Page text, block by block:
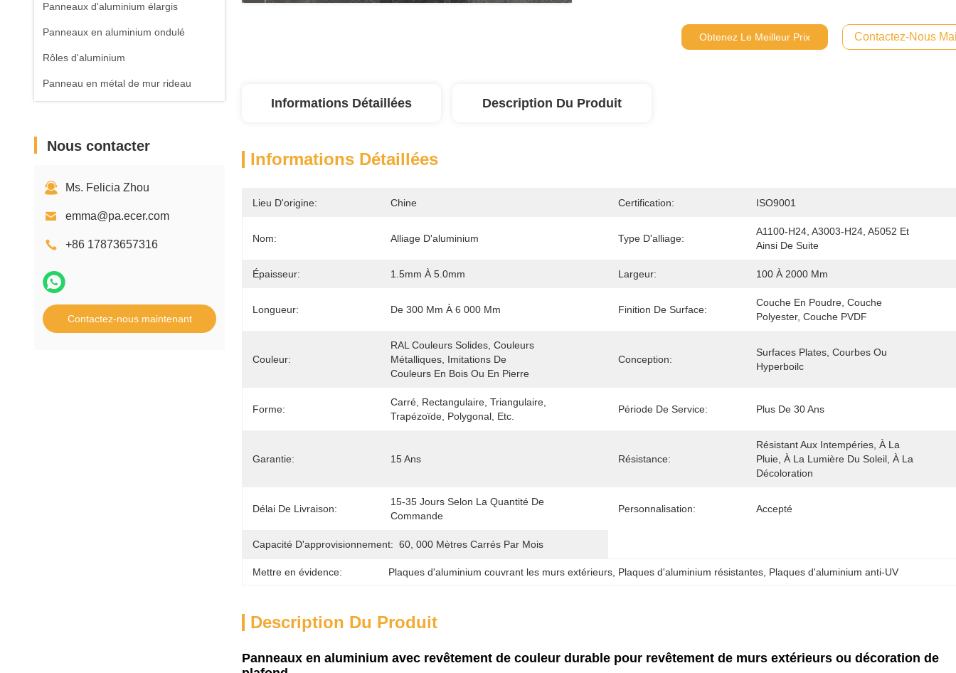
Panneaux d'aluminium élargis
Panneaux en aluminium ondulé
Rôles d'aluminium
Panneau en métal de mur rideau
Nous contacter
Ms. Felicia Zhou
emma@pa.ecer.com
+86 17873657316
Contactez-nous maintenant
Obtenez Le Meilleur Prix Contactez-Nous
Informations Détaillées Description Du Produit
Informations Détaillées
Lieu D'origine: Chine Certification: ISO9001
Nom: Alliage D'aluminium Type D'alliage:
A1100-H24, A3003-H24, A5052 Et
Ainsi De Suite
Épaisseur: 1.5mm À 5.0mm Largeur: 100 À 2000 Mm
Longueur: De 300 Mm À 6 000 Mm Finition De Surface:
Couche En Poudre, Couche
Polyester, Couche PVDF
Couleur:
RAL Couleurs Solides, Couleurs
Métalliques, Imitations De
Couleurs En Bois Ou En Pierre
Conception:
Surfaces Plates, Courbes Ou
Hyperboilc
Forme:
Carré, Rectangulaire, Triangulaire,
Trapézoïde, Polygonal, Etc.
Période De Service: Plus De 30 Ans
Garantie: 15 Ans Résistance:
Résistant Aux Intempéries, À La
Pluie, À La Lumière Du Soleil, À La
Décoloration
Délai De Livraison:
15-35 Jours Selon La Quantité De
Commande
Personnalisation: Accepté
Capacité D'approvisionnement: 60, 000 Mètres Carrés Par Mois
Mettre en évidence: Plaques d'aluminium couvrant les murs extérieurs Plaques d'aluminium résistantes Plaques d'aluminium anti-UV
Description Du Produit
Panneaux en aluminium avec revêtement de couleur durable pour revêtement de murs extérieurs ou décoration de